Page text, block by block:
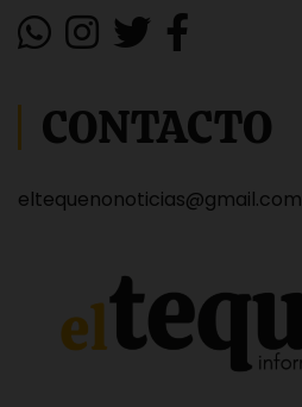
CONTACTO
eltequenonoticias@gmail.com